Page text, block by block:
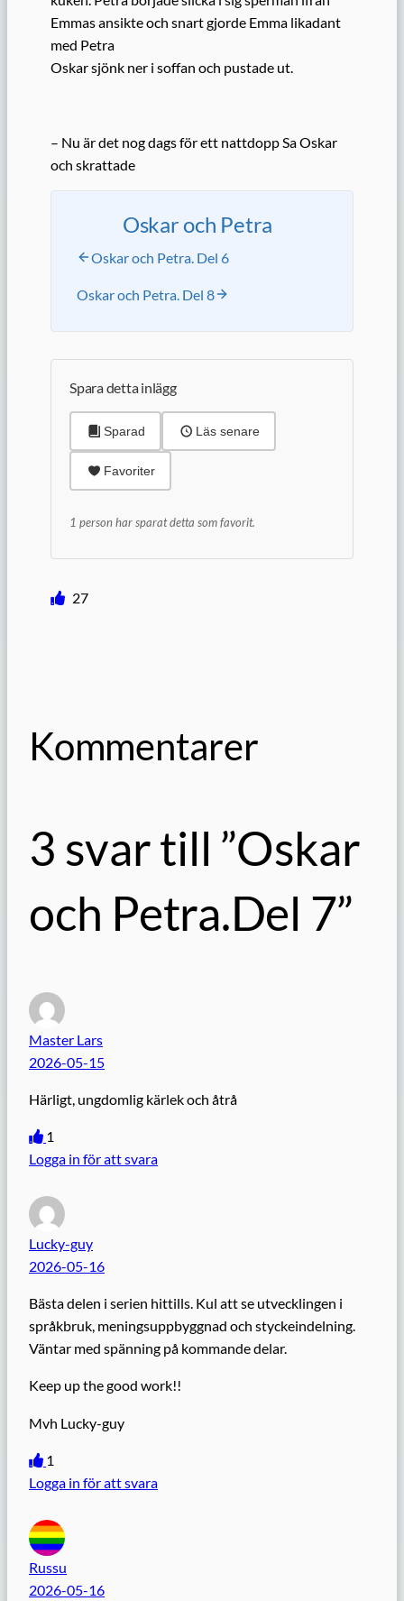
Emmas ansikte och snart gjorde Emma likadant
med Petra
Oskar sjönk ner i soffan och pustade ut.
– Nu är det nog dags för ett nattdopp Sa Oskar
och skrattade
Oskar och Petra
Oskar och Petra. Del 6
Oskar och Petra. Del 8
Spara detta inlägg
Sparad Läs senare
Favoriter
1 person har sparat detta som favorit.
27
Kommentarer
3 svar till ”Oskar
och Petra.Del 7”
Master Lars
2026-05-15
Härligt, ungdomlig kärlek och åtrå
1
Logga in för att svara
Lucky-guy
2026-05-16
Bästa delen i serien hittills. Kul att se utvecklingen i
språkbruk, meningsuppbyggnad och styckeindelning.
Väntar med spänning på kommande delar.
Keep up the good work!!
Mvh Lucky-guy
1
Logga in för att svara
Russu
2026-05-16